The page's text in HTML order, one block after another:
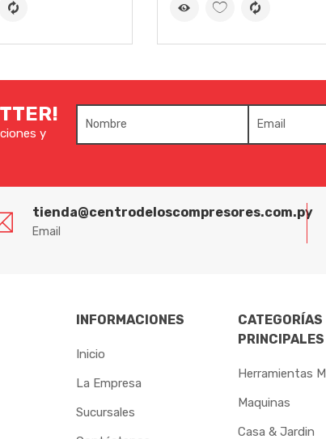
tienda@centrodeloscompresores.com.py
Email
y
INFORMACIONES
Inicio
La Empresa
Sucursales
CATEGORÍAS
PRINCIPALES
Herramientas
Maquinas
Casa & Jardin